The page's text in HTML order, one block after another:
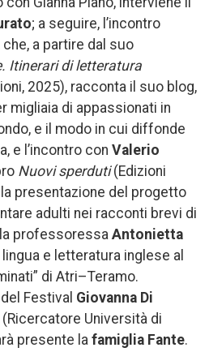
; a seguire, l’incontro
che, a partire dal suo
Itinerari di letteratura
2025), racconta il suo blog,
migliaia di appassionati in
e il modo in cui diffonde
e l’incontro con Valerio
Nuovi sperduti(Edizioni
presentazione del progetto
adulti nei racconti brevi di
professoressa Antonietta
e letteratura inglese al
di Atri–Teramo.
Festival Giovanna Di
(Ricercatore Università di
presente la famiglia Fante.